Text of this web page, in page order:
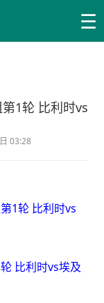
☰
1轮 比利时vs
03:28
1轮 比利时vs
比利时vs埃及